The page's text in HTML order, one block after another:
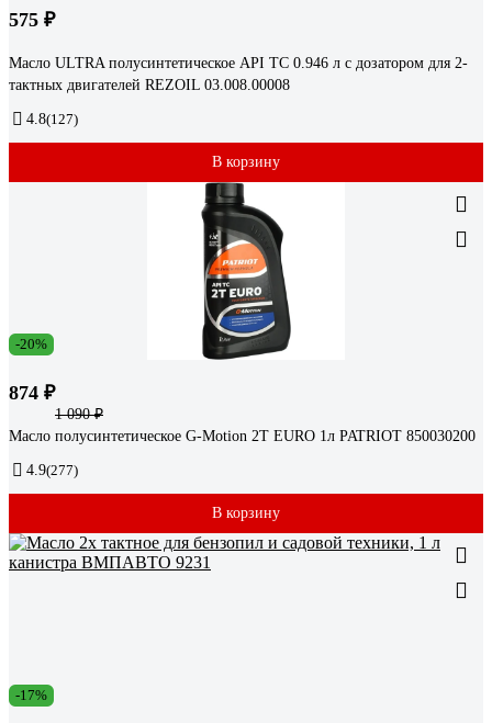
575 ₽
Масло ULTRA полусинтетическое API TC 0.946 л с дозатором для 2-
тактных двигателей REZOIL 03.008.00008
4.8(127)
В корзину
-20%
874 ₽
1 090 ₽
Масло полусинтетическое G-Motion 2Т EURO 1л PATRIOT 850030200
4.9(277)
В корзину
-17%